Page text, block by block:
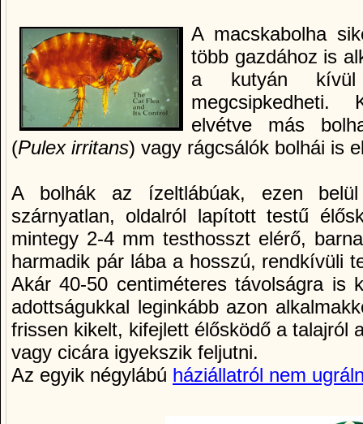
A macskabolha
több gazdához is
a kutyán
megcsipkedheti.
elvétve más
(Pulex irritans) vagy rágcsálók bolhái is
A bolhák az ízeltlábúak, ezen
szárnyatlan, oldalról lapított testű
mintegy 2-4 mm testhosszt elérő,
harmadik pár lába a hosszú, rendkívüli
Akár 40-50 centiméteres távolságra is
adottságukkal leginkább azon
frissen kikelt, kifejlett élősködő a talajról
vagy cicára igyekszik feljutni.
Az egyik négylábú háziállatról nem